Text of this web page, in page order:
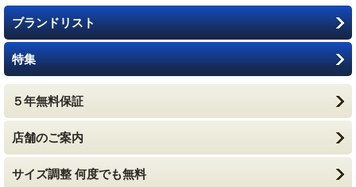
ブランドリスト
特集
５年無料保証
店舗のご案内
サイズ調整 何度でも無料